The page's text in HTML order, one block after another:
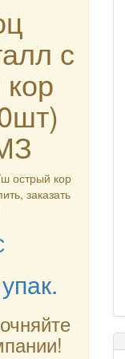
с
острый кор
заказать